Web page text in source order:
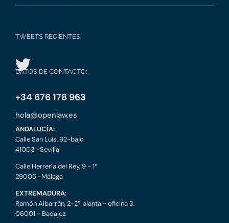
TWEETS RECIENTES:
DATOS DE CONTACTO:
+34 676 178 963
hola@openlaw.es
ANDALUCÍA:
Calle San Luis, 92-bajo
41003 -Sevilla
Calle Herrería del Rey, 9 - 1º
29005 -Málaga
EXTREMADURA:
Ramón Albarrán, 2-2º planta - oficina 3.
06001 - Badajoz